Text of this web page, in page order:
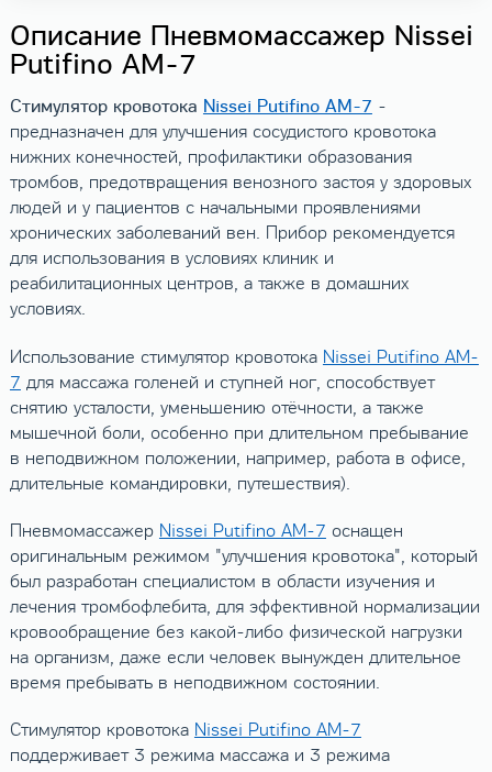
Описание Пневмомассажер Nissei
Putifino AM-7
Стимулятор кровотока Nissei Putifino AM-7 -
предназначен для улучшения сосудистого кровотока
нижних конечностей, профилактики образования
тромбов, предотвращения венозного застоя у здоровых
людей и у пациентов с начальными проявлениями
хронических заболеваний вен. Прибор рекомендуется
для использования в условиях клиник и
реабилитационных центров, а также в домашних
условиях.
Использование стимулятор кровотока Nissei Putifino AM-
7 для массажа голеней и ступней ног, способствует
снятию усталости, уменьшению отёчности, а также
мышечной боли, особенно при длительном пребывание
в неподвижном положении, например, работа в офисе,
длительные командировки, путешествия).
Пневмомассажер Nissei Putifino AM-7 оснащен
оригинальным режимом "улучшения кровотока", который
был разработан специалистом в области изучения и
лечения тромбофлебита, для эффективной нормализации
кровообращение без какой-либо физической нагрузки
на организм, даже если человек вынужден длительное
время пребывать в неподвижном состоянии.
Стимулятор кровотока Nissei Putifino AM-7
поддерживает 3 режима массажа и 3 режима